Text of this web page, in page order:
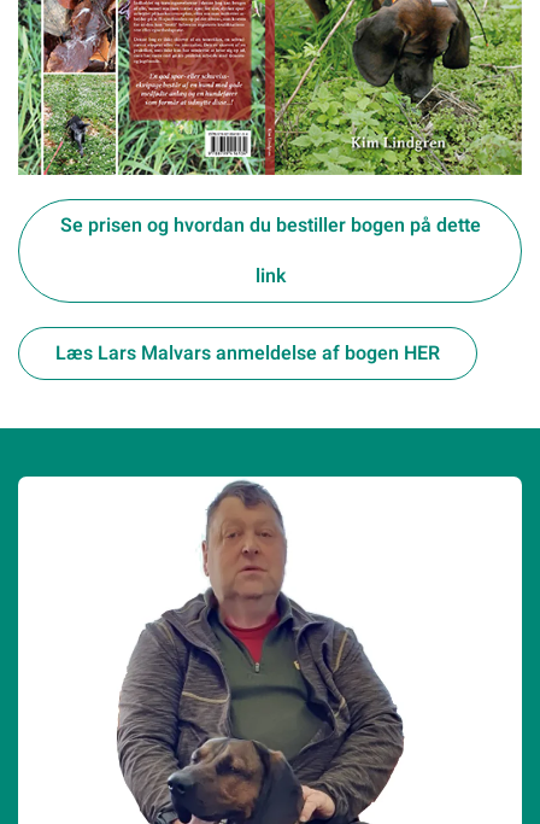
Se prisen og hvordan du bestiller bogen på dette
link
Læs Lars Malvars anmeldelse af bogen HER